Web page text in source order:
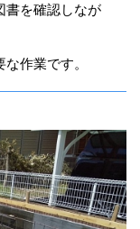
書を確認しなが
作業です。